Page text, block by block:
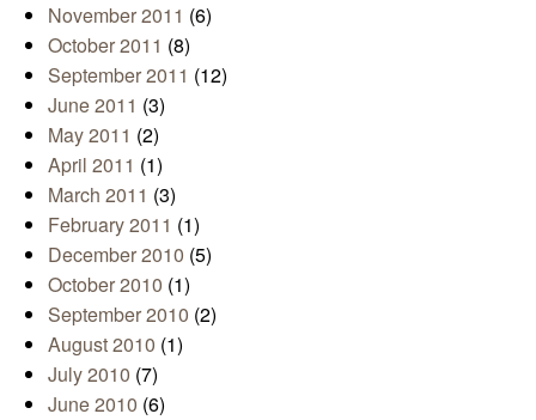
November 2011 (6)
October 2011 (8)
September 2011 (12)
June 2011 (3)
May 2011 (2)
April 2011 (1)
March 2011 (3)
February 2011 (1)
December 2010 (5)
October 2010 (1)
September 2010 (2)
August 2010 (1)
July 2010 (7)
June 2010 (6)